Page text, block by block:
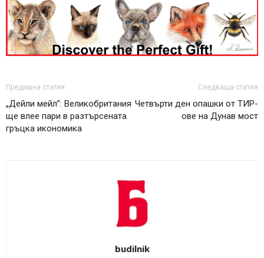
Предишна статия
„Дейли мейл”: Великобритания
ще влее пари в разтърсената
гръцка икономика
Следваща статия
Четвърти ден опашки от ТИР-
ове на Дунав мост
budilnik